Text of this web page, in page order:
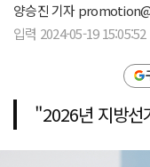
양승진 기자
입력 2024-05-19 15:05:52
"2026년 지방선